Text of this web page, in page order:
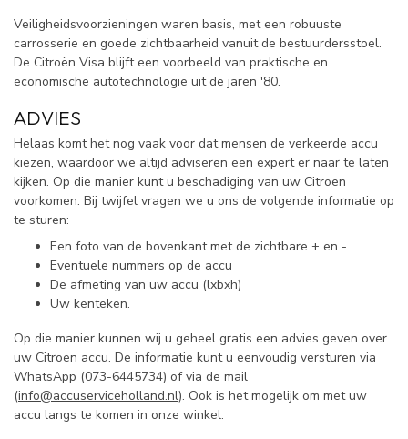
Veiligheidsvoorzieningen waren basis, met een robuuste
carrosserie en goede zichtbaarheid vanuit de bestuurdersstoel.
De Citroën Visa blijft een voorbeeld van praktische en
economische autotechnologie uit de jaren '80.
ADVIES
Helaas komt het nog vaak voor dat mensen de verkeerde accu
kiezen, waardoor we altijd adviseren een expert er naar te laten
kijken. Op die manier kunt u beschadiging van uw Citroen
voorkomen. Bij twijfel vragen we u ons de volgende informatie op
te sturen:
Een foto van de bovenkant met de zichtbare + en -
Eventuele nummers op de accu
De afmeting van uw accu (lxbxh)
Uw kenteken.
Op die manier kunnen wij u geheel gratis een advies geven over
uw Citroen accu. De informatie kunt u eenvoudig versturen via
WhatsApp (073-6445734) of via de mail
(info@accuserviceholland.nl). Ook is het mogelijk om met uw
accu langs te komen in onze winkel.